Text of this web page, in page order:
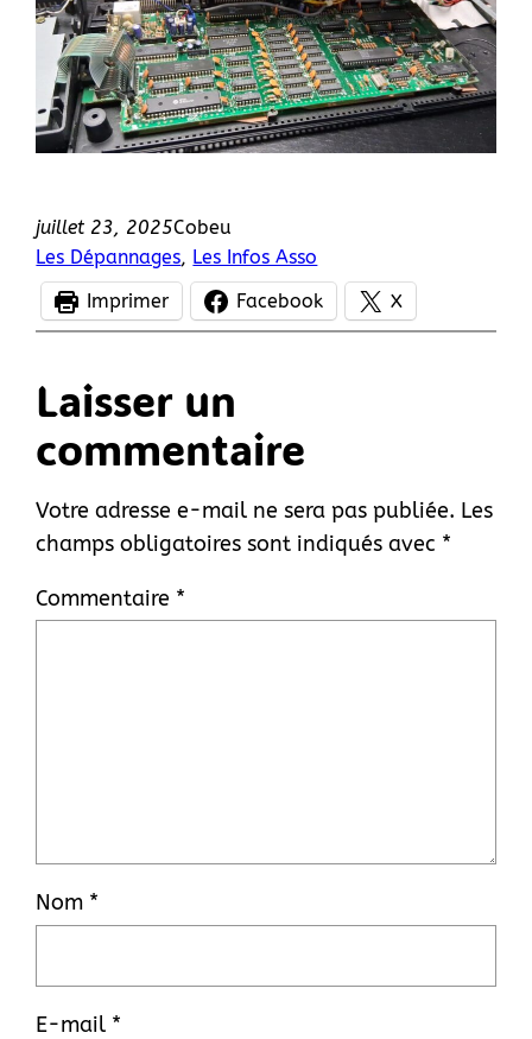
juillet 23, 2025Cobeu
Les Dépannages, Les Infos Asso
Imprimer
Facebook X
Laisser un
commentaire
Votre adresse e-mail ne sera pas publiée. Les
champs obligatoires sont indiqués avec *
Commentaire *
Nom *
E-mail *